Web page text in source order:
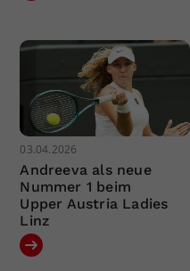
03.04.2026
Andreeva als neue
Nummer 1 beim
Upper Austria Ladies
Linz